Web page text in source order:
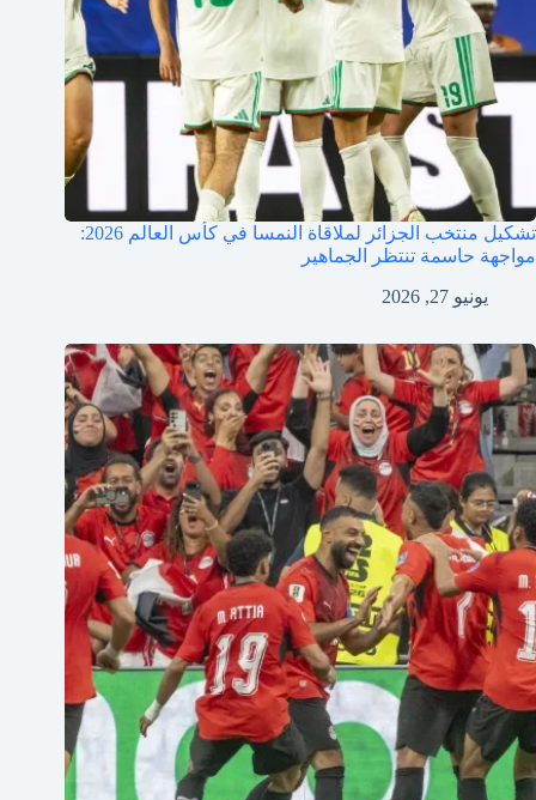
تشكيل منتخب الجزائر لملاقاة النمسا في كأس العالم 2026:
مواجهة حاسمة تنتظر الجماهير
يونيو 27, 2026